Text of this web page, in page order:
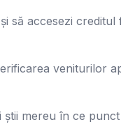
să accesezi
veniturilor
mereu în ce